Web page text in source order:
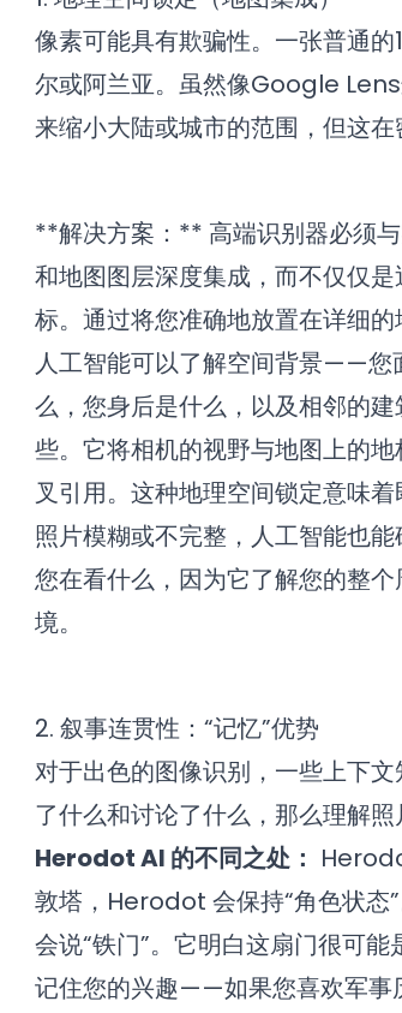
像素可能具有欺骗性。一张普通
尔或阿兰亚。虽然像Google
来缩小大陆或城市的范围，但这
**解决方案：** 高端识别器必须
和地图图层深度集成，而不仅仅
标。通过将您准确地放置在详细的
人工智能可以了解空间背景——您
么，您身后是什么，以及相邻的建
些。它将相机的视野与地图上的地
叉引用。这种地理空间锁定意味
照片模糊或不完整，人工智能也
您在看什么，因为它了解您的整
境。
2. 叙事连贯性：“记忆”优势
对于出色的图像识别，一些上下
了什么和讨论了什么，那么理解照
Herodot AI 的不同之处：
敦塔，Herodot 会保持“角色状态
会说“铁门”。它明白这扇门很可
记住您的兴趣——如果您喜欢军事